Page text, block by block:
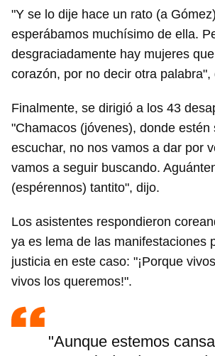
"Y se lo dije hace un rato (a
esperábamos muchísimo de ella.
desgraciadamente hay mujeres
corazón, por no decir otra palabra",
Finalmente, se dirigió a los 43
"Chamacos (jóvenes), donde estén
escuchar, no nos vamos a dar por
vamos a seguir buscando.
(espérennos) tantito", dijo.
Los asistentes respondieron
ya es lema de las manifestaciones
justicia en este caso: "¡Porque
vivos los queremos!".
"Aunque estemos